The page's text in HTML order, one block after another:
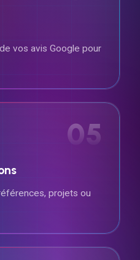
vos avis Google pour
05
projets ou